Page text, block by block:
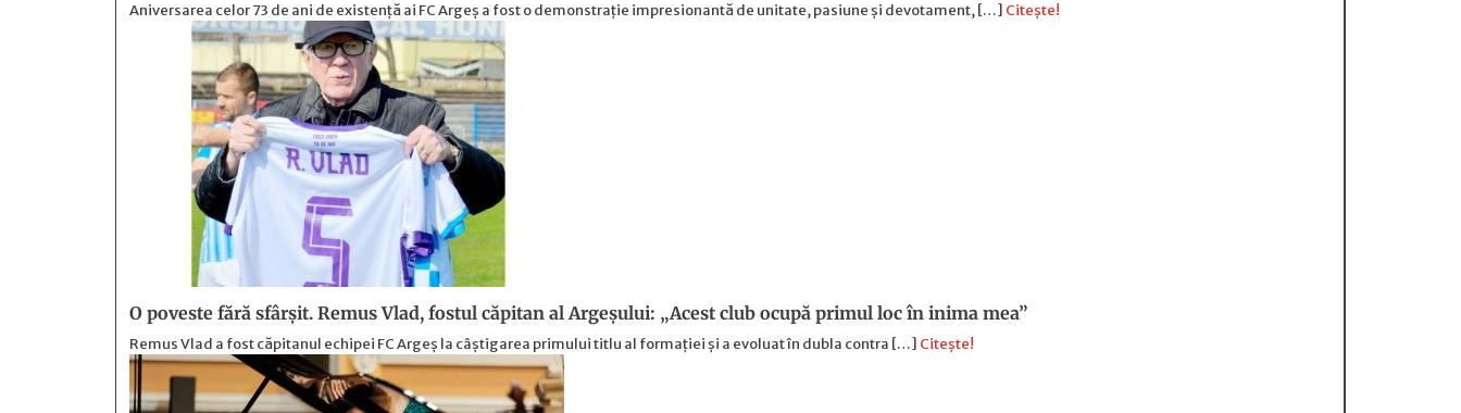
Aniversarea celor 73 de ani de existență ai FC Argeș a fost o demonstrație impresionantă de unitate, pasiune și devotament, […] Citește!
O poveste fără sfârşit. Remus Vlad, fostul căpitan al Argeşului: „Acest club ocupă primul loc în inima mea”
Remus Vlad a fost căpitanul echipei FC Argeș la câștigarea primului titlu al formației și a evoluat în dubla contra […] Citește!